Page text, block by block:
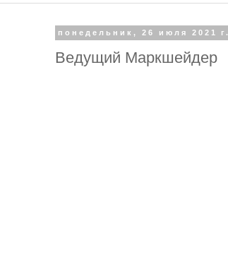
понедельник, 26 июля 2021 г.
Ведущий Маркшейдер